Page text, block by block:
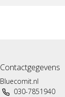
Contactgegevens
Bluecomit.nl
030-7851940